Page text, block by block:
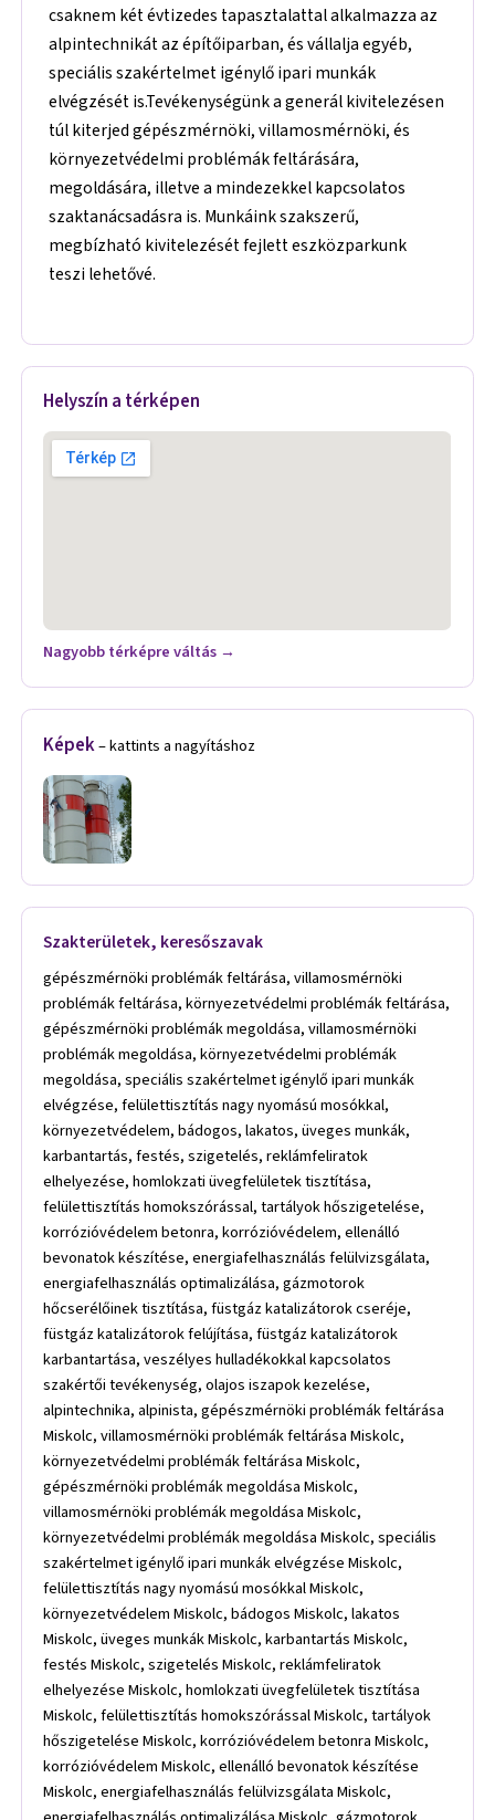
csaknem két évtizedes tapasztalattal alkalmazza az
alpintechnikát az építőiparban, és vállalja egyéb,
speciális szakértelmet igénylő ipari munkák
elvégzését is.Tevékenységünk a generál kivitelezésen
túl kiterjed gépészmérnöki, villamosmérnöki, és
környezetvédelmi problémák feltárására,
megoldására, illetve a mindezekkel kapcsolatos
szaktanácsadásra is. Munkáink szakszerű,
megbízható kivitelezését fejlett eszközparkunk
teszi lehetővé.
Helyszín a térképen
Nagyobb térképre váltás →
Képek– kattints a nagyításhoz
Szakterületek, keresőszavak
gépészmérnöki problémák feltárása, villamosmérnöki
problémák feltárása, környezetvédelmi problémák feltárása,
gépészmérnöki problémák megoldása, villamosmérnöki
problémák megoldása, környezetvédelmi problémák
megoldása, speciális szakértelmet igénylő ipari munkák
elvégzése, felülettisztítás nagy nyomású mosókkal,
környezetvédelem, bádogos, lakatos, üveges munkák,
karbantartás, festés, szigetelés, reklámfeliratok
elhelyezése, homlokzati üvegfelületek tisztítása,
felülettisztítás homokszórással, tartályok hőszigetelése,
korrózióvédelem betonra, korrózióvédelem, ellenálló
bevonatok készítése, energiafelhasználás felülvizsgálata,
energiafelhasználás optimalizálása, gázmotorok
hőcserélőinek tisztítása, füstgáz katalizátorok cseréje,
füstgáz katalizátorok felújítása, füstgáz katalizátorok
karbantartása, veszélyes hulladékokkal kapcsolatos
szakértői tevékenység, olajos iszapok kezelése,
alpintechnika, alpinista, gépészmérnöki problémák feltárása
Miskolc, villamosmérnöki problémák feltárása Miskolc,
környezetvédelmi problémák feltárása Miskolc,
gépészmérnöki problémák megoldása Miskolc,
villamosmérnöki problémák megoldása Miskolc,
környezetvédelmi problémák megoldása Miskolc, speciális
szakértelmet igénylő ipari munkák elvégzése Miskolc,
felülettisztítás nagy nyomású mosókkal Miskolc,
környezetvédelem Miskolc, bádogos Miskolc, lakatos
Miskolc, üveges munkák Miskolc, karbantartás Miskolc,
festés Miskolc, szigetelés Miskolc, reklámfeliratok
elhelyezése Miskolc, homlokzati üvegfelületek tisztítása
Miskolc, felülettisztítás homokszórással Miskolc, tartályok
hőszigetelése Miskolc, korrózióvédelem betonra Miskolc,
korrózióvédelem Miskolc, ellenálló bevonatok készítése
Miskolc, energiafelhasználás felülvizsgálata Miskolc,